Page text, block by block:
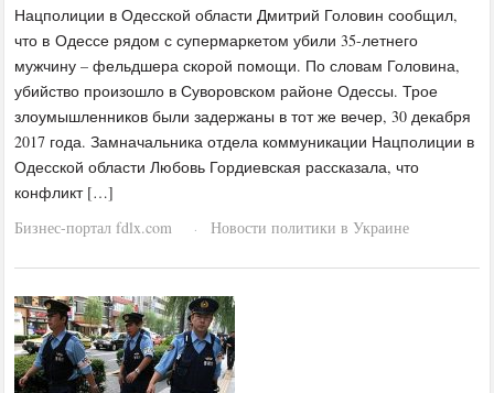
Нацполиции в Одесской области Дмитрий Головин сообщил,
что в Одессе рядом с супермаркетом убили 35-летнего
мужчину – фельдшера скорой помощи. По словам Головина,
убийство произошло в Суворовском районе Одессы. Трое
злоумышленников были задержаны в тот же вечер, 30 декабря
2017 года. Замначальника отдела коммуникации Нацполиции в
Одесской области Любовь Гордиевская рассказала, что
конфликт […]
Бизнес-портал fdlx.com
· Новости политики в Украине